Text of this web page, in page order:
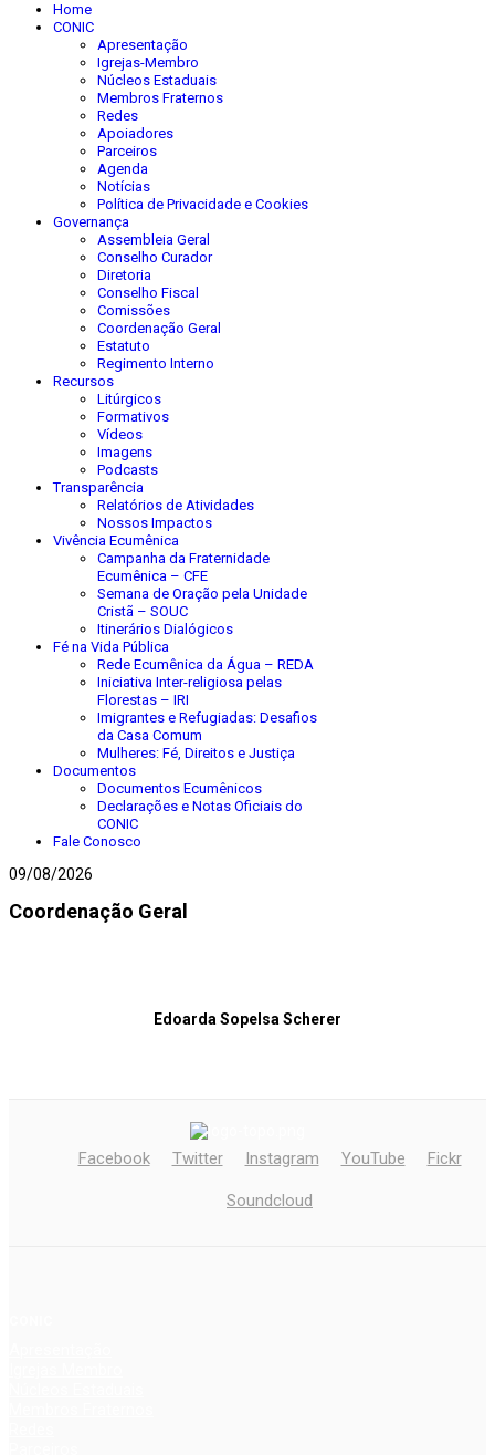
Home
CONIC
Apresentação
Igrejas-Membro
Núcleos Estaduais
Membros Fraternos
Redes
Apoiadores
Parceiros
Agenda
Notícias
Política de Privacidade e Cookies
Governança
Assembleia Geral
Conselho Curador
Diretoria
Conselho Fiscal
Comissões
Coordenação Geral
Estatuto
Regimento Interno
Recursos
Litúrgicos
Formativos
Vídeos
Imagens
Podcasts
Transparência
Relatórios de Atividades
Nossos Impactos
Vivência Ecumênica
Campanha da Fraternidade
Ecumênica – CFE
Semana de Oração pela Unidade
Cristã – SOUC
Itinerários Dialógicos
Fé na Vida Pública
Rede Ecumênica da Água – REDA
Iniciativa Inter-religiosa pelas
Florestas – IRI
Imigrantes e Refugiadas: Desafios
da Casa Comum
Mulheres: Fé, Direitos e Justiça
Documentos
Documentos Ecumênicos
Declarações e Notas Oficiais do
CONIC
Fale Conosco
09/08/2026
Coordenação Geral
Edoarda Sopelsa Scherer
Facebook Twitter Instagram YouTube Fickr
Soundcloud